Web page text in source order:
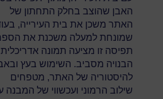
האבן שהוצב בחלק התחתון של
האתר משכן את בית העירייה,
שמונחת למעלה משכנת את
תפיסה זו מציעה תמונה
הבנויה מסביב. השימוש בעץ
להיסטוריה של האתר, מטפחים
שילוב הרמוני ועכשווי של